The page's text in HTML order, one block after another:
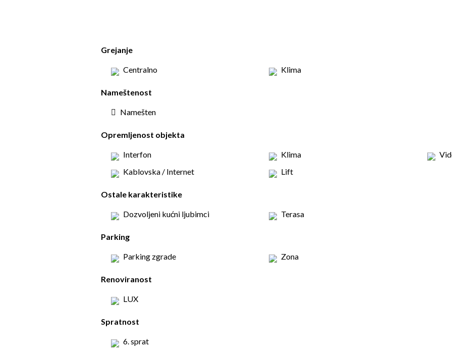
Grejanje
Centralno Klima
Nameštenost
Namešten
Opremljenost objekta
Interfon
Kablovska / Internet
Klima
Lift
Ostale karakteristike
Dozvoljeni kućni ljubimci Terasa
Parking
Parking zgrade Zona
Renoviranost
LUX
Spratnost
6. sprat